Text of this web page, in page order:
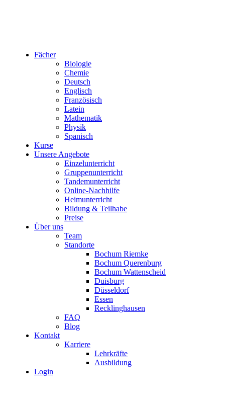
Fächer
Biologie
Chemie
Deutsch
Englisch
Französisch
Latein
Mathematik
Physik
Spanisch
Kurse
Unsere Angebote
Einzelunterricht
Gruppenunterricht
Tandemunterricht
Online-Nachhilfe
Heimunterricht
Bildung & Teilhabe
Preise
Über uns
Team
Standorte
Bochum Riemke
Bochum Querenburg
Bochum Wattenscheid
Duisburg
Düsseldorf
Essen
Recklinghausen
FAQ
Blog
Kontakt
Karriere
Lehrkräfte
Ausbildung
Login